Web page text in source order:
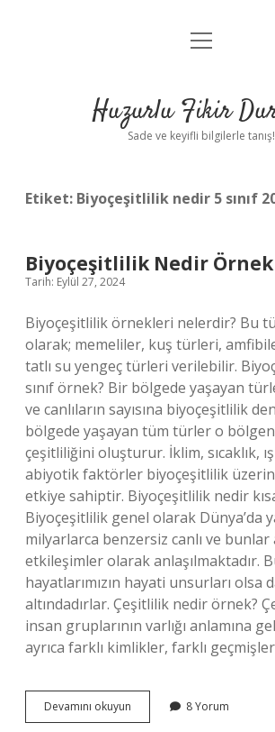
Anasayfa
Yasal Uyarı
menüyü
Huzurlu Fikir
Sade ve keyifli bilgilerle tanış!
Etiket: Biyoçeşitlilik nedir 5 sınıf
Biyoçeşitlilik Nedir Örnek
Tarih: Eylül 27, 2024
Biyoçeşitlilik örnekleri nelerdir? Bu
olarak; memeliler, kuş türleri,
tatlı su yengeç türleri verilebilir.
sınıf örnek? Bir bölgede yaşayan
ve canlıların sayısına biyoçeşitlilik
bölgede yaşayan tüm türler o
çeşitliliğini oluşturur. İklim, sıcaklık,
abiyotik faktörler biyoçeşitlilik
etkiye sahiptir. Biyoçeşitlilik nedir
Biyoçeşitlilik genel olarak Dünya’da
milyarlarca benzersiz canlı ve bunlar
etkileşimler olarak anlaşılmaktadır.
hayatlarımızın hayati unsurları olsa
altındadırlar. Çeşitlilik nedir örnek?
insan gruplarının varlığı anlamına
ayrıca farklı kimlikler, farklı
Devamını okuyun Biyoçeşitlilik
Nedir
8 Yorum